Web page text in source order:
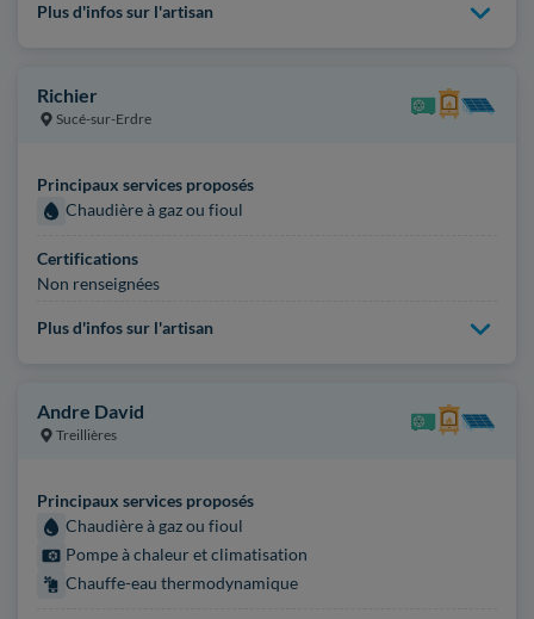
Plus d'infos sur l'artisan
Richier
Sucé-sur-Erdre
Principaux services proposés
Chaudière à gaz ou fioul
Certifications
Non renseignées
Plus d'infos sur l'artisan
Andre David
Treillières
Principaux services proposés
Chaudière à gaz ou fioul
Pompe à chaleur et climatisation
Chauffe-eau thermodynamique